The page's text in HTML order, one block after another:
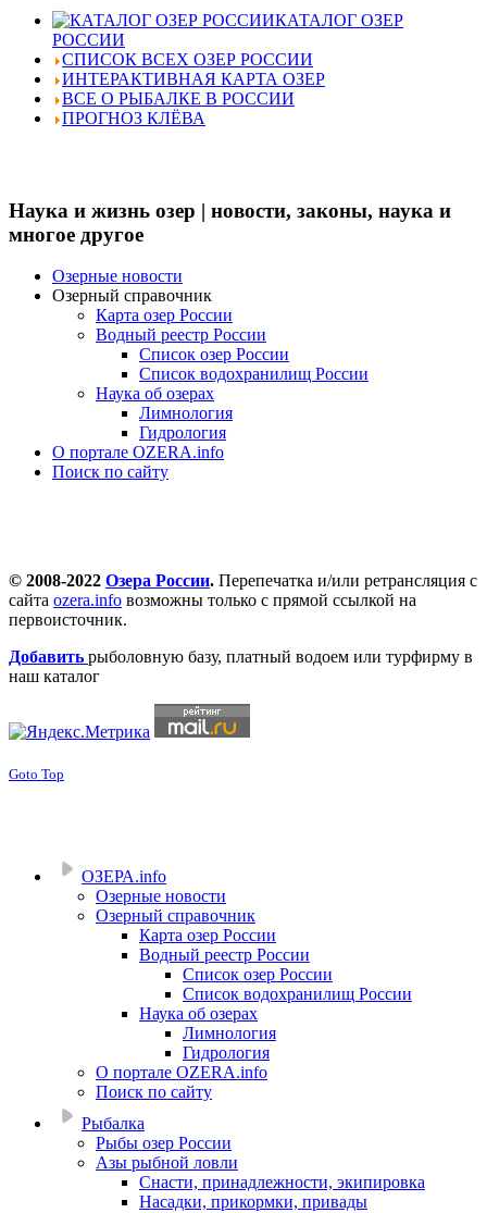
КАТАЛОГ ОЗЕР
РОССИИ
СПИСОК ВСЕХ ОЗЕР РОССИИ
ИНТЕРАКТИВНАЯ КАРТА ОЗЕР
ВСЕ О РЫБАЛКЕ В РОССИИ
ПРОГНОЗ КЛЁВА
Наука и жизнь озер | новости, законы, наука и
многое другое
Озерные новости
Озерный справочник
Карта озер России
Водный реестр России
Список озер России
Список водохранилищ России
Наука об озерах
Лимнология
Гидрология
О портале OZERA.info
Поиск по сайту
© 2008-2022 Озера России. Перепечатка и/или ретрансляция с
сайта ozera.info возможны только с прямой ссылкой на
первоисточник.
Добавить рыболовную базу, платный водоем или турфирму в
наш каталог
Goto Top
ОЗЕРА.info
Озерные новости
Озерный справочник
Карта озер России
Водный реестр России
Список озер России
Список водохранилищ России
Наука об озерах
Лимнология
Гидрология
О портале OZERA.info
Поиск по сайту
Рыбалка
Рыбы озер России
Азы рыбной ловли
Снасти, принадлежности, экипировка
Насадки, прикормки, привады